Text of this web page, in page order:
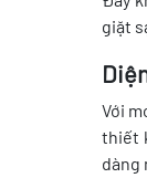
giặt
Với
thiết
dàng